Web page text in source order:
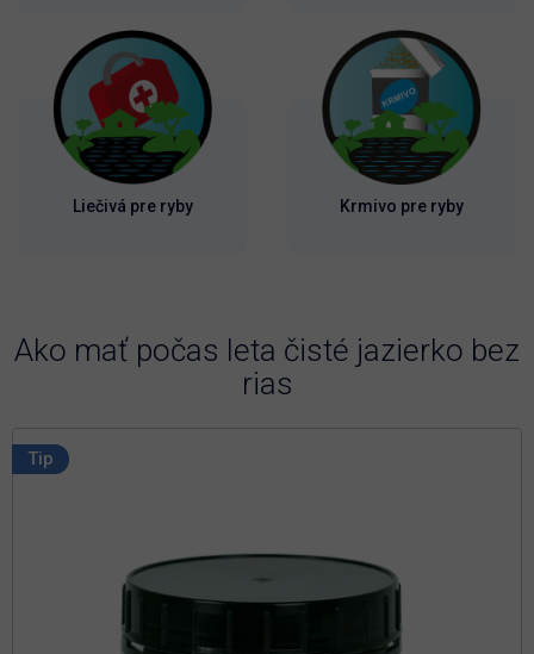
Ako mať počas leta čisté jazierko bez
rias
Tip
Liečivá pre ryby Krmivo pre ryby